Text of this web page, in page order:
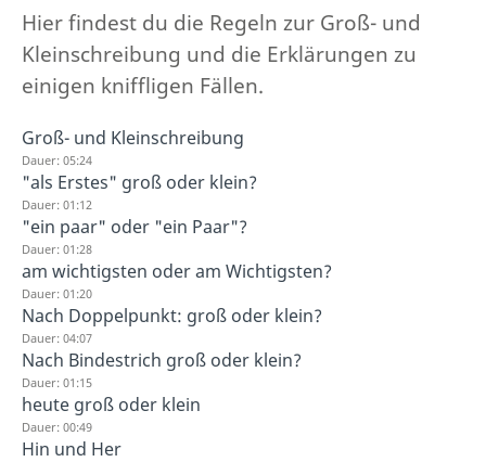
Hier findest du die Regeln zur Groß- und
Kleinschreibung und die Erklärungen zu
einigen kniffligen Fällen.
Groß- und Kleinschreibung
Dauer: 05:24
"als Erstes" groß oder klein?
Dauer: 01:12
"ein paar" oder "ein Paar"?
Dauer: 01:28
am wichtigsten oder am Wichtigsten?
Dauer: 01:20
Nach Doppelpunkt: groß oder klein?
Dauer: 04:07
Nach Bindestrich groß oder klein?
Dauer: 01:15
heute groß oder klein
Dauer: 00:49
Hin und Her